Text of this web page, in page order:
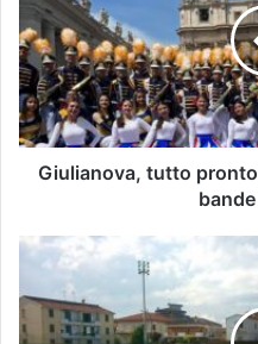
Giulianova, tutto pronto